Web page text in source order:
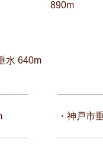
890m
水 640m
・神戸市